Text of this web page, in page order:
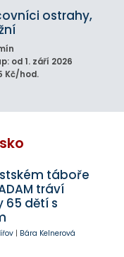
ostrahy,
od 1. září 2026
Kč/hod.
táboře
tráví
65 dětí s
| Bára Kelnerová